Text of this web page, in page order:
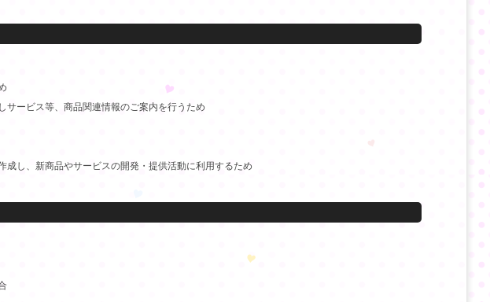
サービス等、商品関連情報のご案内を行うため
し、新商品やサービスの開発・提供活動に利用するため